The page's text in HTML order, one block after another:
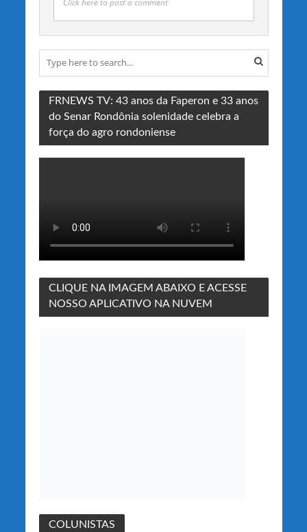
Click here to post a comment
FRNEWS TV: 43 anos da Faperon e 33 anos
do Senar Rondônia solenidade celebra a
força do agro rondoniense
CLIQUE NA IMAGEM ABAIXO E ACESSE
NOSSO APLICATIVO NA NUVEM
COLUNISTAS